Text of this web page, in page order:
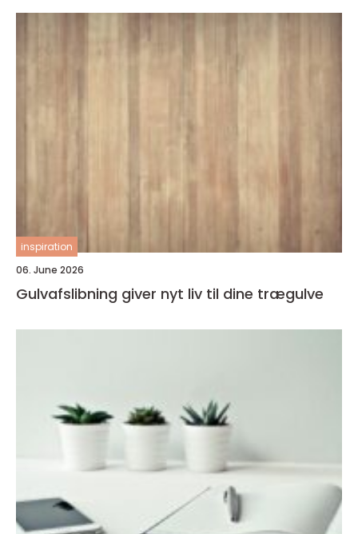
inspiration
06. June 2026
Gulvafslibning giver nyt liv til dine trægulve